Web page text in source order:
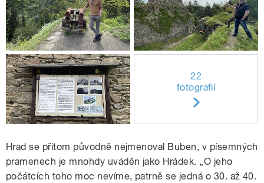
22
fotografií
Hrad se přitom původně nejmenoval Buben, v písemných
pramenech je mnohdy uváděn jako Hrádek. „O jeho
počátcích toho moc nevíme, patrně se jedná o 30. až 40.